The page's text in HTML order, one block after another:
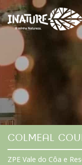
COLMEAL
ZPE Vale do Côa e